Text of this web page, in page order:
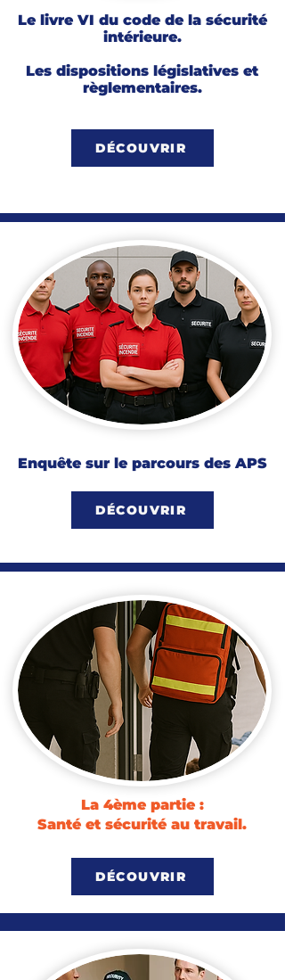
Le livre VI du code de la sécurité
intérieure.
Les dispositions législatives et
règlementaires.
DÉCOUVRIR
Enquête sur le parcours des APS
DÉCOUVRIR
La 4ème partie :
Santé et sécurité au travail.
DÉCOUVRIR